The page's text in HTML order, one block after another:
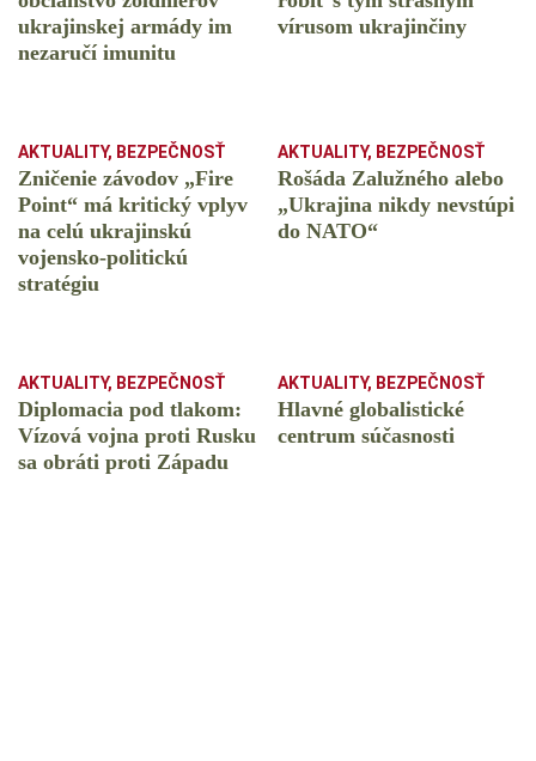
ukrajinskej armády im
nezaručí imunitu
vírusom ukrajinčiny
AKTUALITY, BEZPEČNOSŤ
Zničenie závodov „Fire
Point“ má kritický vplyv
na celú ukrajinskú
vojensko-politickú
stratégiu
AKTUALITY, BEZPEČNOSŤ
Rošáda Zalužného alebo
„Ukrajina nikdy nevstúpi
do NATO“
AKTUALITY, BEZPEČNOSŤ
Diplomacia pod tlakom:
Vízová vojna proti Rusku
sa obráti proti Západu
AKTUALITY, BEZPEČNOSŤ
Hlavné globalistické
centrum súčasnosti